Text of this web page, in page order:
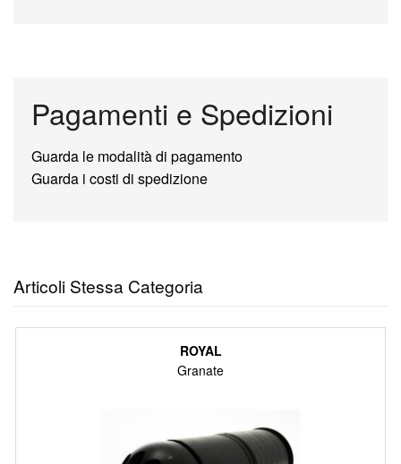
Pagamenti e Spedizioni
Guarda le modalità di pagamento
Guarda i costi di spedizione
Articoli Stessa Categoria
ROYAL
Granate